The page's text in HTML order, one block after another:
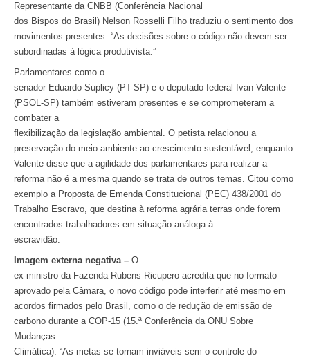
Representante da CNBB (Conferência Nacional
dos Bispos do Brasil) Nelson Rosselli Filho traduziu o sentimento dos
movimentos presentes. “As decisões sobre o código não devem ser
subordinadas à lógica produtivista.”
Parlamentares como o
senador Eduardo Suplicy (PT-SP) e o deputado federal Ivan Valente
(PSOL-SP) também estiveram presentes e se comprometeram a
combater a
flexibilização da legislação ambiental. O petista relacionou a
preservação do meio ambiente ao crescimento sustentável, enquanto
Valente disse que a agilidade dos parlamentares para realizar a
reforma não é a mesma quando se trata de outros temas. Citou como
exemplo a Proposta de Emenda Constitucional (PEC) 438/2001 do
Trabalho Escravo, que destina à reforma agrária terras onde forem
encontrados trabalhadores em situação análoga à
escravidão.
Imagem externa negativa – O
ex-ministro da Fazenda Rubens Ricupero acredita que no formato
aprovado pela Câmara, o novo código pode interferir até mesmo em
acordos firmados pelo Brasil, como o de redução de emissão de
carbono durante a COP-15 (15.ª Conferência da ONU Sobre
Mudanças
Climática). “As metas se tornam inviáveis sem o controle do